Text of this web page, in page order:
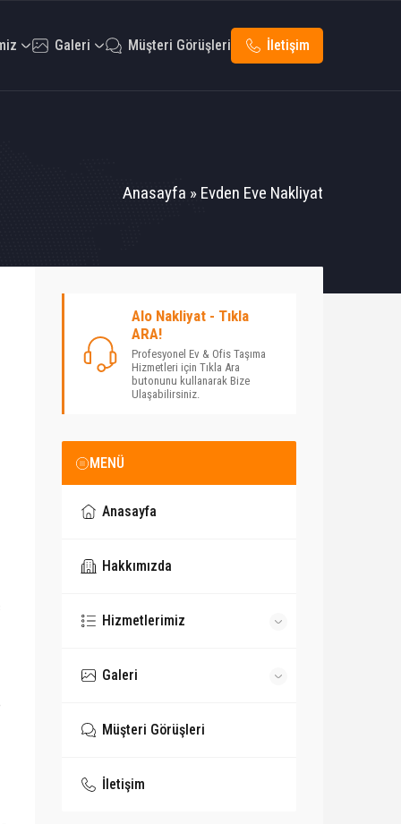
Galeri Müşteri Görüşleri İletişim
Anasayfa » Evden Eve Nakliyat
Alo Nakliyat - Tıkla
ARA!
Profesyonel Ev & Ofis Taşıma
Hizmetleri için Tıkla Ara
butonunu kullanarak Bize
Ulaşabilirsiniz.
MENÜ
Anasayfa
Hakkımızda
Hizmetlerimiz
Galeri
Müşteri Görüşleri
İletişim